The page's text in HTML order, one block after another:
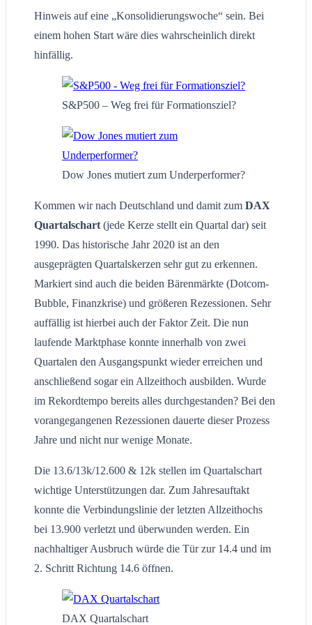
Hinweis auf eine „Konsolidierungswoche“ sein. Bei
einem hohen Start wäre dies wahrscheinlich direkt
hinfällig.
S&P500 – Weg frei für Formationsziel?
Dow Jones mutiert zum Underperformer?
Kommen wir nach Deutschland und damit zum DAX
Quartalschart (jede Kerze stellt ein Quartal dar) seit
1990. Das historische Jahr 2020 ist an den
ausgeprägten Quartalskerzen sehr gut zu erkennen.
Markiert sind auch die beiden Bärenmärkte (Dotcom-
Bubble, Finanzkrise) und größeren Rezessionen. Sehr
auffällig ist hierbei auch der Faktor Zeit. Die nun
laufende Marktphase konnte innerhalb von zwei
Quartalen den Ausgangspunkt wieder erreichen und
anschließend sogar ein Allzeithoch ausbilden. Wurde
im Rekordtempo bereits alles durchgestanden? Bei den
vorangegangenen Rezessionen dauerte dieser Prozess
Jahre und nicht nur wenige Monate.
Die 13.6/13k/12.600 & 12k stellen im Quartalschart
wichtige Unterstützungen dar. Zum Jahresauftakt
konnte die Verbindungslinie der letzten Allzeithochs
bei 13.900 verletzt und überwunden werden. Ein
nachhaltiger Ausbruch würde die Tür zur 14.4 und im
2. Schritt Richtung 14.6 öffnen.
DAX Quartalschart